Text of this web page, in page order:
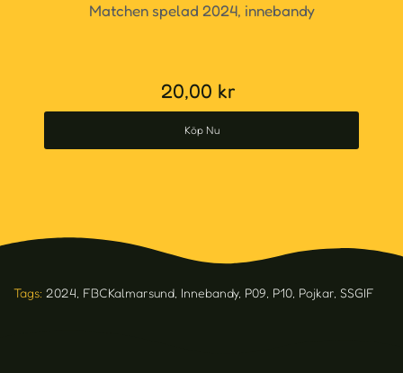
Matchen spelad 2024, innebandy
20,00 kr
Köp Nu
Tags: 2024, FBCKalmarsund, Innebandy, P09, P10, Pojkar, SSGIF